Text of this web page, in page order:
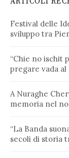
Festival delle
sviluppo tra
“Chie no ischit
pregare vada al
A Nuraghe
memoria nel
“La Banda
secoli di storia